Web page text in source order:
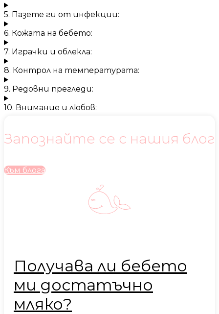
5. Пазете ги от инфекции:
6. Кожата на бебето:
7. Играчки и облекла:
8. Контрол на температурата:
9. Редовни прегледи:
10. Внимание и любов:
Запознайте се с нашия блог
Към блога
Получава ли бебето
ми достатъчно
мляко?